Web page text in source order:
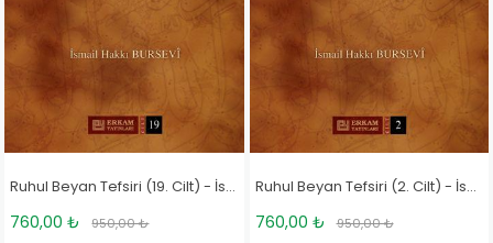
Ruhul Beyan Tefsiri (19. Cilt) - İsmail Hakkı Bursevi
760,00 ₺ 950,00 ₺
Ruhul Beyan Tefsiri (2. Cilt) - İsmail Hakkı Bursevi
760,00 ₺ 950,00 ₺